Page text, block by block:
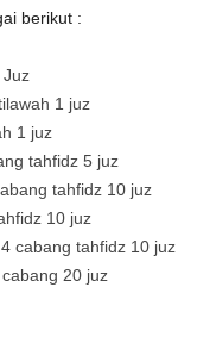
berikut :
Juz
1 juz
1 juz
tahfidz 5 juz
tahfidz 10 juz
10 juz
cabang tahfidz 10 juz
20 juz